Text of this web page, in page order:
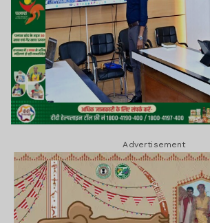
Advertisement